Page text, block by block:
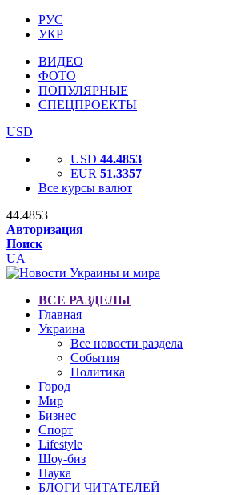
РУС
УКР
ВИДЕО
ФОТО
ПОПУЛЯРНЫЕ
СПЕЦПРОЕКТЫ
USD
USD 44.4853
EUR 51.3357
Все курсы валют
44.4853
Авторизация
Поиск
UA
ВСЕ РАЗДЕЛЫ
Главная
Украина
Все новости раздела
События
Политика
Город
Мир
Бизнес
Спорт
Lifestyle
Шоу-биз
Наука
БЛОГИ ЧИТАТЕЛЕЙ